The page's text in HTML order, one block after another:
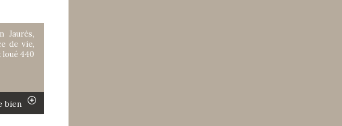
Jaurès,
de vie,
loué 440
bien